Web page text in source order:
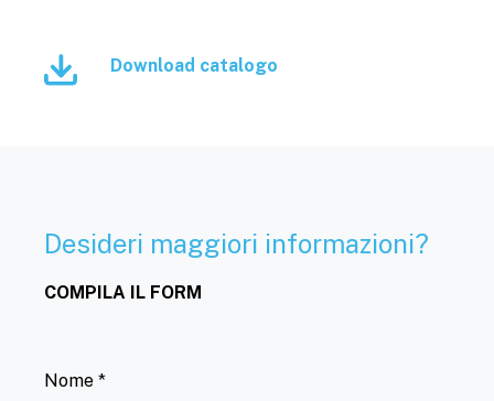
Download catalogo
Desideri maggiori informazioni?
COMPILA IL FORM
Nome *